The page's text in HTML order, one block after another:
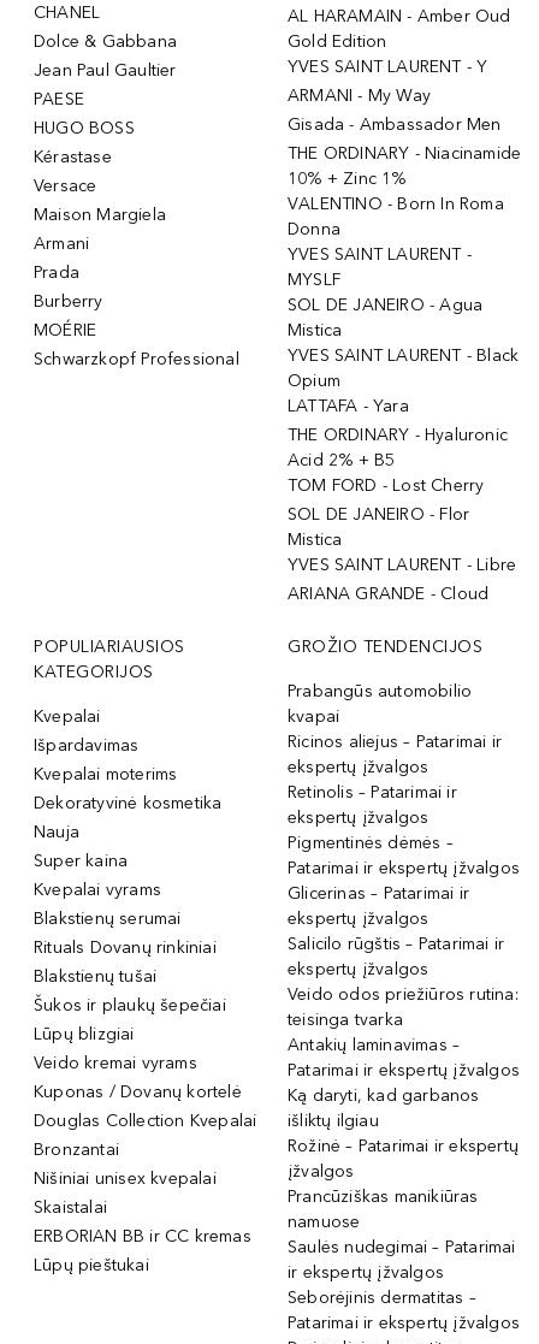
CHANEL
Dolce & Gabbana
Jean Paul Gaultier
PAESE
HUGO BOSS
Kérastase
Versace
Maison Margiela
Armani
Prada
Burberry
MOÉRIE
Schwarzkopf Professional
AL HARAMAIN - Amber Oud
Gold Edition
YVES SAINT LAURENT - Y
ARMANI - My Way
Gisada - Ambassador Men
THE ORDINARY - Niacinamide
10% + Zinc 1%
VALENTINO - Born In Roma
Donna
YVES SAINT LAURENT -
MYSLF
SOL DE JANEIRO - Agua
Mistica
YVES SAINT LAURENT - Black
Opium
LATTAFA - Yara
THE ORDINARY - Hyaluronic
Acid 2% + B5
TOM FORD - Lost Cherry
SOL DE JANEIRO - Flor
Mistica
YVES SAINT LAURENT - Libre
ARIANA GRANDE - Cloud
POPULIARIAUSIOS
KATEGORIJOS
Kvepalai
Išpardavimas
Kvepalai moterims
Dekoratyvinė kosmetika
Nauja
Super kaina
Kvepalai vyrams
Blakstienų serumai
Rituals Dovanų rinkiniai
Blakstienų tušai
Šukos ir plaukų šepečiai
Lūpų blizgiai
Veido kremai vyrams
Kuponas / Dovanų kortelė
Douglas Collection Kvepalai
Bronzantai
Nišiniai unisex kvepalai
Skaistalai
ERBORIAN BB ir CC kremas
Lūpų pieštukai
GROŽIO TENDENCIJOS
Prabangūs automobilio
kvapai
Ricinos aliejus – Patarimai ir
ekspertų įžvalgos
Retinolis – Patarimai ir
ekspertų įžvalgos
Pigmentinės dėmės –
Patarimai ir ekspertų įžvalgos
Glicerinas – Patarimai ir
ekspertų įžvalgos
Salicilo rūgštis – Patarimai ir
ekspertų įžvalgos
Veido odos priežiūros rutina:
teisinga tvarka
Antakių laminavimas –
Patarimai ir ekspertų įžvalgos
Ką daryti, kad garbanos
išliktų ilgiau
Rožinė – Patarimai ir ekspertų
įžvalgos
Prancūziškas manikiūras
namuose
Saulės nudegimai – Patarimai
ir ekspertų įžvalgos
Seborėjinis dermatitas –
Patarimai ir ekspertų įžvalgos